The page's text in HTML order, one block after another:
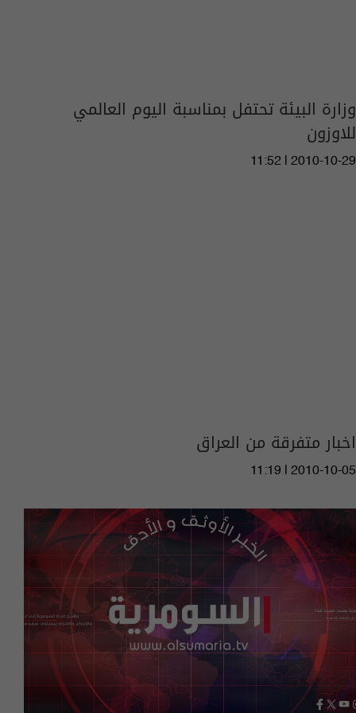
وزارة البيئة تحتفل بمناسبة اليوم العالمي
للاوزون
11:52 | 2010-10-29
اخبار متفرقة من العراق
11:19 | 2010-10-05